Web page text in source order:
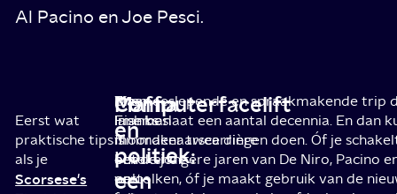
Al Pacino en Joe Pesci.
Eerst wat
praktische tips
als je
Scorsese's
Maffia
en
politiek:
een
The
Irishman
is
een
op
Maar
Franks
moordenaarscarrière
betekende
ook
Computerfacelift
Die meeslepende en spraakmakende trip
lane beslaat een aantal decennia. En dan
filmmaker twee dingen doen. Óf je
om de jongere jaren van De Niro, Pacino
vertolken, óf je maakt gebruik van de